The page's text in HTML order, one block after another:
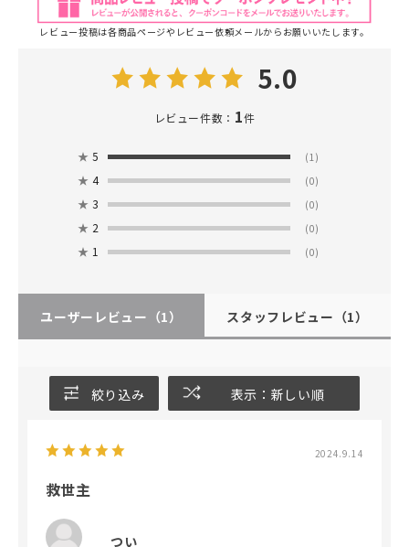
レビュー投稿は各商品ページやレビュー依頼メールからお願いいたします。
5.0
レビュー件数： 1件
★ 5 (1)
★ 4 (0)
★ 3 (0)
★ 2 (0)
★ 1 (0)
ユーザーレビュー （1） スタッフレビュー （1）
絞り込み 表示：新しい順
2024.9.14
救世主
つい